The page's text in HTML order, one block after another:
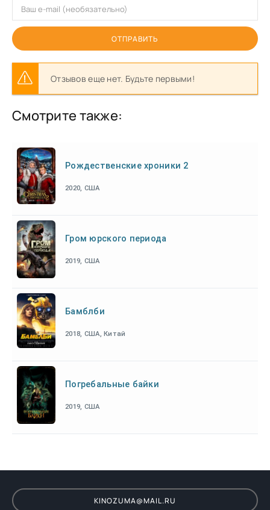
ОТПРАВИТЬ
Отзывов еще нет. Будьте первыми!
Смотрите также:
Рождественские хроники 2
2020, США
Гром юрского периода
2019, США
Бамблби
2018, США, Китай
Погребальные байки
2019, США
KINOZUMA@MAIL.RU